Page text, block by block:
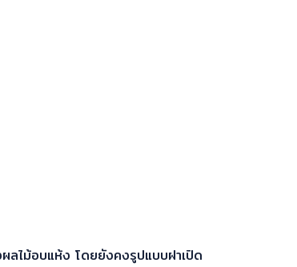
ลไม้อบแห้ง โดยยังคงรูปแบบฝาเปิด